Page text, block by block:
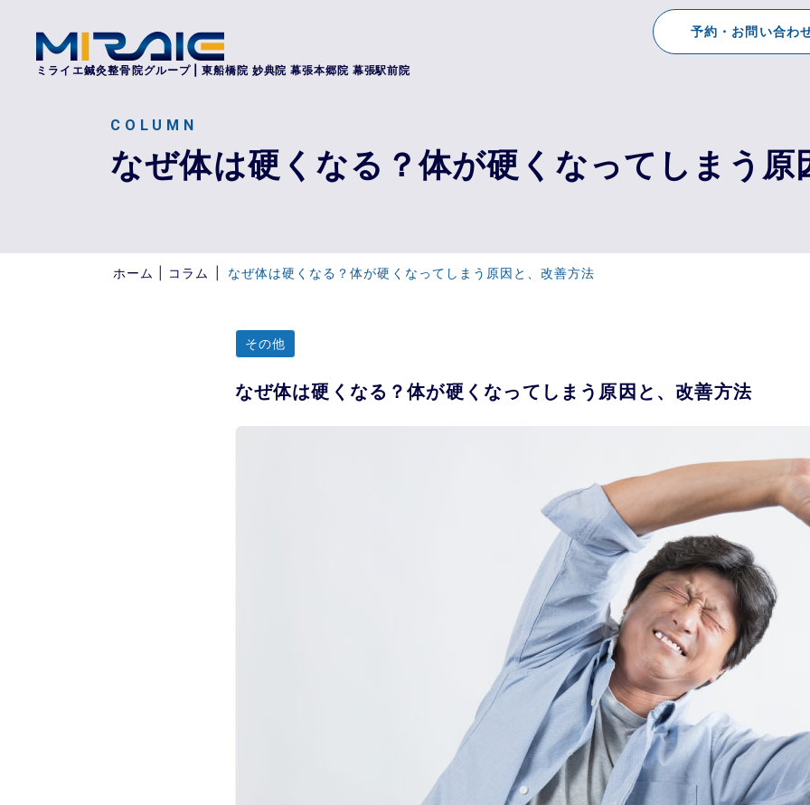
ミライエ鍼灸整骨院グループ | 東船橋院 妙典院 幕張本郷院 幕張駅前院
予約・お問い合わ
COLUMN
なぜ体は硬くなる？体が硬くなってしまう原
ホーム コラム なぜ体は硬くなる？体が硬くなってしまう原因と、改善方法
その他
なぜ体は硬くなる？体が硬くなってしまう原因と、改善方法